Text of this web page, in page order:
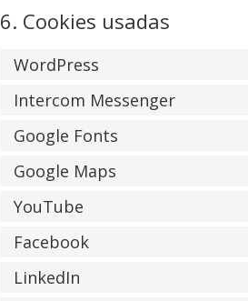
6. Cookies usadas
WordPress
Intercom Messenger
Google Fonts
Google Maps
YouTube
Facebook
LinkedIn